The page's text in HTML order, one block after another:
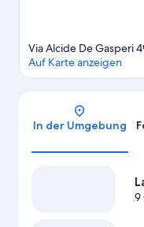
Via Alcide De Gasperi
Auf Karte anzeigen
In der Umgebung
9